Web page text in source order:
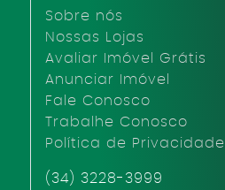
Sobre nós
Nossas Lojas
Avaliar Imóvel Grátis
Anunciar Imóvel
Fale Conosco
Trabalhe Conosco
Política de Privacidade
(34) 3228-3999